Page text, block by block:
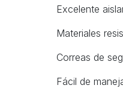
Excelente
Materiales
Correas de
Fácil de